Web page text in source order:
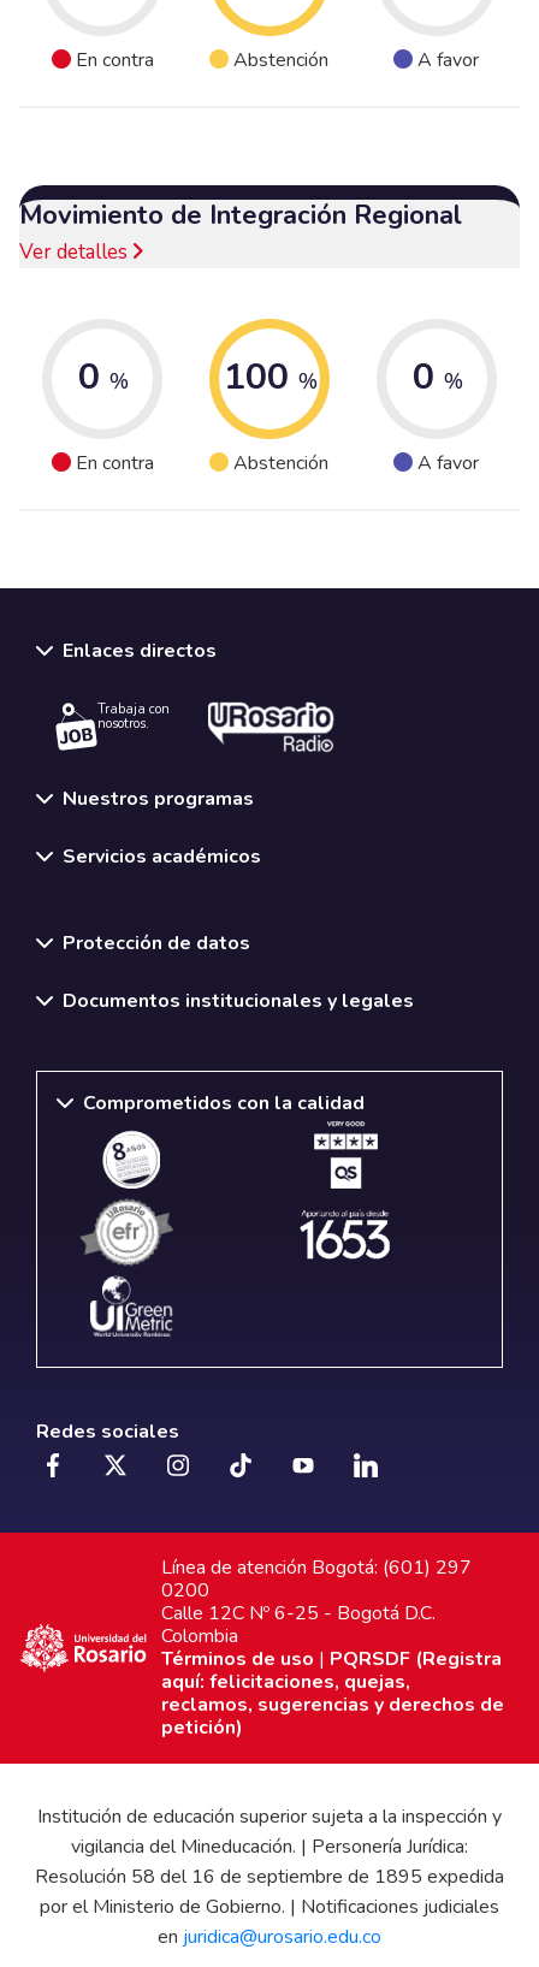
En contra Abstención A favor
Movimiento de Integración Regional
Ver detalles
0 %
En contra
100 %
Abstención
0 %
A favor
Enlaces directos
Trabaja con
nosotros.
Nuestros programas
Servicios académicos
Protección de datos
Documentos institucionales y legales
Comprometidos con la calidad
Redes sociales
Línea de atención Bogotá: (601) 297
0200
Calle 12C Nº 6-25 - Bogotá D.C.
Colombia
Términos de uso | PQRSDF (Registra
aquí: felicitaciones, quejas,
reclamos, sugerencias y derechos de
petición)
Institución de educación superior sujeta a la inspección y
vigilancia del Mineducación. | Personería Jurídica:
Resolución 58 del 16 de septiembre de 1895 expedida
por el Ministerio de Gobierno. | Notificaciones judiciales
en juridica@urosario.edu.co